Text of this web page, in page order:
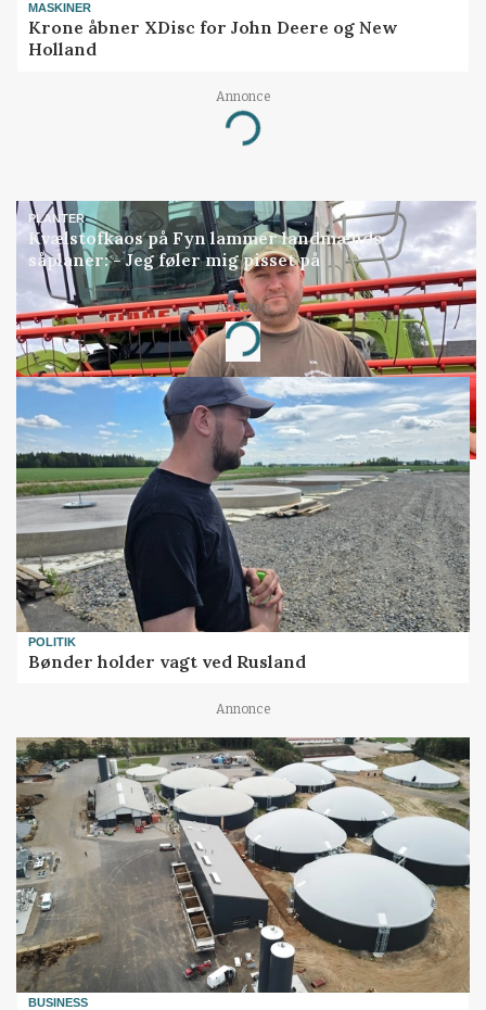
MASKINER
Krone åbner XDisc for John Deere og New
Holland
Annonce
Loading...
PLANTER
Kvælstofkaos på Fyn lammer landmænds
såplaner: - Jeg føler mig pisset på
Annonce
Loading...
POLITIK
Bønder holder vagt ved Rusland
Annonce
BUSINESS